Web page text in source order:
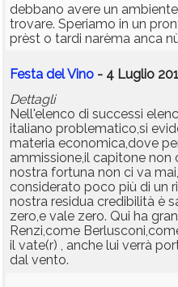
debbano avere un
trovare. Speriamo in un
prèst o tardi narèma anca
Festa del Vino - 4 Luglio
Dettagli
Nell'elenco di successi
italiano problematico,si
materia economica,dove
ammissione,il capitone non
nostra fortuna non ci va
considerato poco più di un
nostra residua credibilità è
zero,e vale zero. Qui ha
Renzi,come
il vate(r) , anche lui verrà
dal vento.